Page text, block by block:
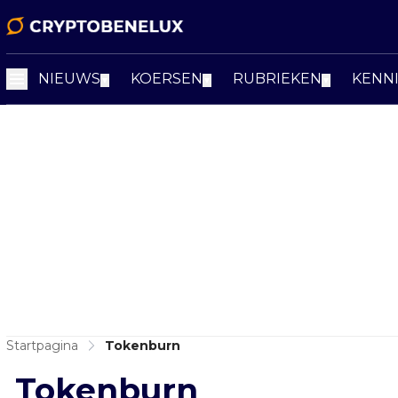
NIEUWS KOERSEN RUBRIEKEN
Startpagina Tokenburn
Tokenburn